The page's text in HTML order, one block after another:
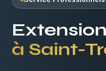
à Saint-